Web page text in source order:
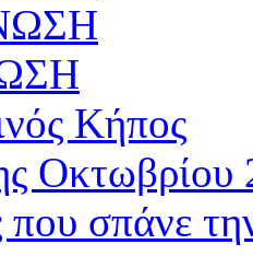
Κήπος
Οκτωβρίου
που σπάνε